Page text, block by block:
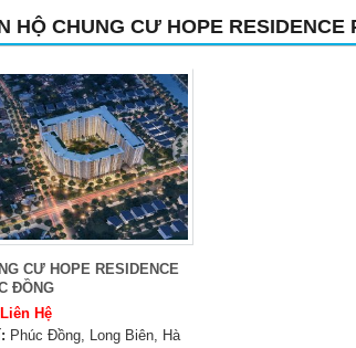
HỘ CHUNG CƯ HOPE RESIDENCE
CƯ HOPE RESIDENCE
ĐỒNG
Liên Hệ
Phúc Đồng, Long Biên, Hà